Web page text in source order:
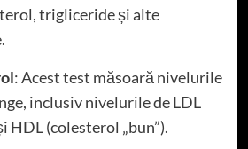
trigliceride și alte
: Acest test măsoară nivelurile
inclusiv nivelurile de LDL
HDL (colesterol „bun”).